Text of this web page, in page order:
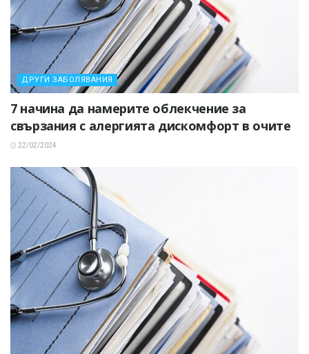
ДРУГИ ЗАБОЛЯВАНИЯ
7 начина да намерите облекчение за
свързания с алергията дискомфорт в очите
22/02/2024